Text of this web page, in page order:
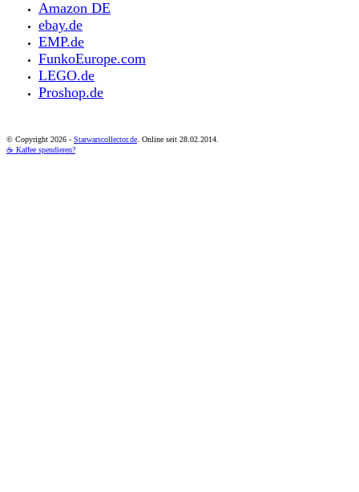
Amazon DE
ebay.de
EMP.de
FunkoEurope.com
LEGO.de
Proshop.de
© Copyright 2026 - Starwarscollector.de . Online seit 28.02.2014.
☕ Kaffee spendieren?